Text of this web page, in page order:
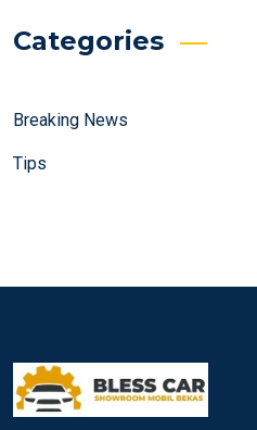
Categories
Breaking News
Tips